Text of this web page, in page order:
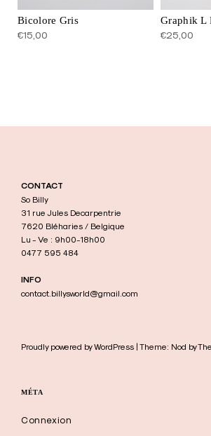
Bicolore Gris
€15,00
Graphik L
€25,00
CONTACT
So Billy
31 rue Jules Decarpentrie
7620 Bléharies / Belgique
Lu - Ve : 9h00-18h00
0477 595 484
INFO
contact.billysworld@gmail.com
Proudly powered by WordPress | Theme: Nod by
MÉTA
Connexion